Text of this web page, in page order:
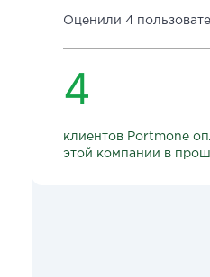
Оценили 4
4
клиентов Portmone
этой компании в